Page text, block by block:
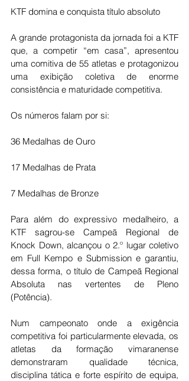
KTF domina e conquista título absoluto
A grande protagonista da jornada foi a KTF
que, a competir “em casa”, apresentou
uma comitiva de 55 atletas e protagonizou
uma exibição coletiva de enorme
consistência e maturidade competitiva.
Os números falam por si:
36 Medalhas de Ouro
17 Medalhas de Prata
7 Medalhas de Bronze
Para além do expressivo medalheiro, a
KTF sagrou-se Campeã Regional de
Knock Down, alcançou o 2.º lugar coletivo
em Full Kempo e Submission e garantiu,
dessa forma, o título de Campeã Regional
Absoluta nas vertentes de Pleno
(Potência).
Num campeonato onde a exigência
competitiva foi particularmente elevada, os
atletas da formação vimaranense
demonstraram qualidade técnica,
disciplina tática e forte espírito de equipa,